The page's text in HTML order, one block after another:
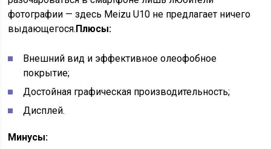
фотографии — здесь Meizu U10 не предлагает ничего
выдающегося.Плюсы:
Внешний вид и эффективное олеофобное
покрытие;
Достойная графическая производительность;
Дисплей.
Минусы: